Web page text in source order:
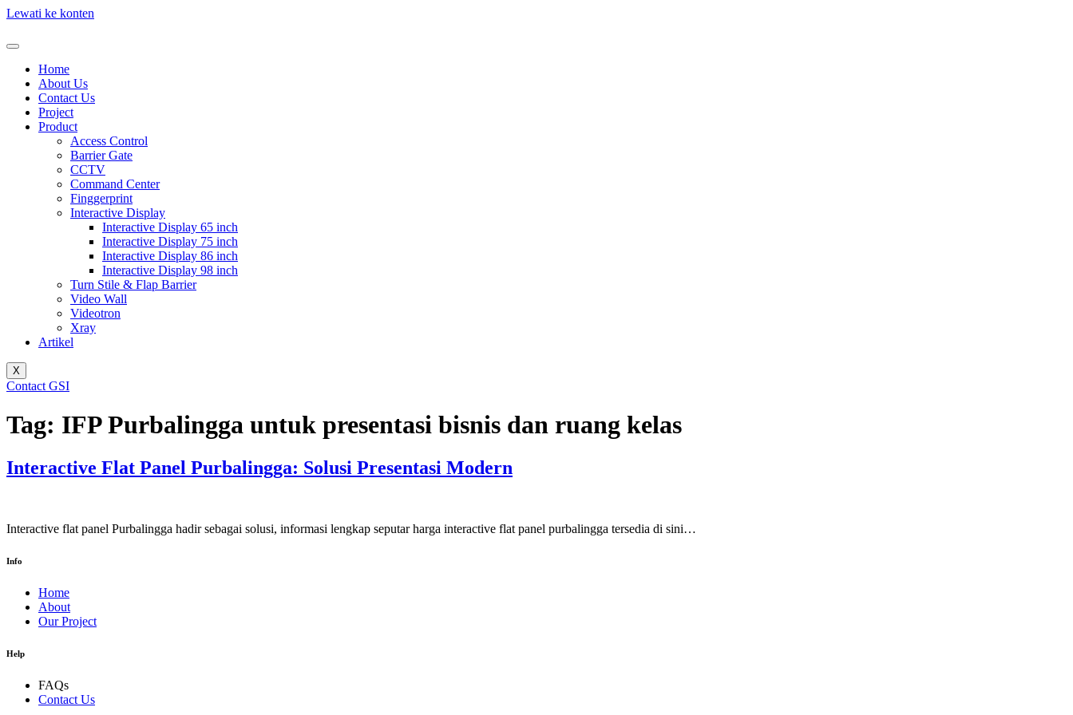
Lewati ke konten
Home
About Us
Contact Us
Project
Product
Access Control
Barrier Gate
CCTV
Command Center
Finggerprint
Interactive Display
Interactive Display 65 inch
Interactive Display 75 inch
Interactive Display 86 inch
Interactive Display 98 inch
Turn Stile & Flap Barrier
Video Wall
Videotron
Xray
Artikel
X
Contact GSI
Tag: IFP Purbalingga untuk presentasi bisnis dan ruang kelas
Interactive Flat Panel Purbalingga: Solusi Presentasi Modern
Interactive flat panel Purbalingga hadir sebagai solusi, informasi lengkap seputar harga interactive flat panel purbalingga tersedia di sini…
Info
Home
About
Our Project
Help
FAQs
Contact Us